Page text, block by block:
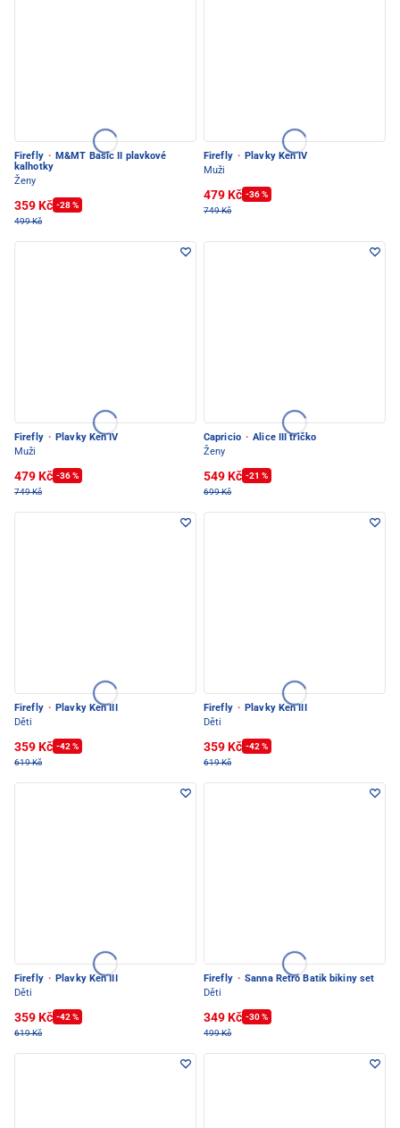
Firefly · M&MT Basic II plavkové
kalhotky
Ženy
359 Kč -28 %
499 Kč
Firefly · Plavky Ken IV
Muži
479 Kč -36 %
749 Kč
Firefly · Plavky Ken IV
Muži
479 Kč -36 %
749 Kč
Capricio · Alice III tričko
Ženy
549 Kč -21 %
699 Kč
Firefly · Plavky Ken III
Děti
359 Kč -42 %
619 Kč
Firefly · Plavky Ken III
Děti
359 Kč -42 %
619 Kč
Firefly · Plavky Ken III
Děti
359 Kč -42 %
619 Kč
Firefly · Sanna Retro Batik bikiny set
Děti
349 Kč -30 %
499 Kč